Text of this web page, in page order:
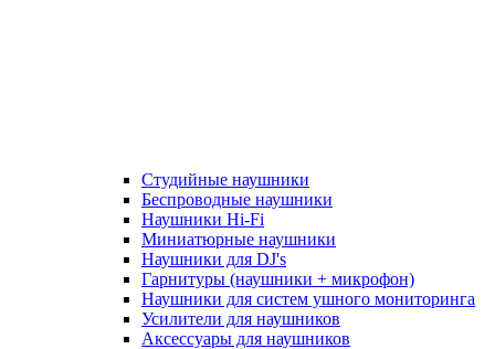
Студийные наушники
Беспроводные наушники
Наушники Hi-Fi
Миниатюрные наушники
Наушники для DJ's
Гарнитуры (наушники + микрофон)
Наушники для систем ушного мониторинга
Усилители для наушников
Аксессуары для наушников